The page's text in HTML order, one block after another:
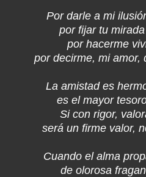
Por darle a mi
por fijar tu
por hacerme
por decirme, mi amor,
La amistad es
es el mayor
Si con rigor,
será un firme valor,
Cuando el alma
de olorosa